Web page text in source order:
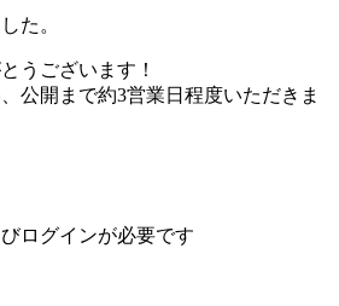
た。
うございます！
公開まで約3営業日程度いただきま
ログインが必要です